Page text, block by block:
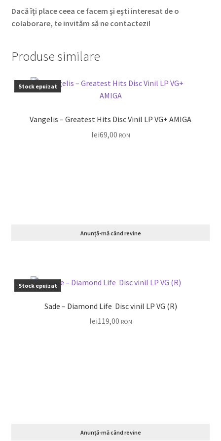
Dacă îți place ceea ce facem și ești interesat de o
colaborare, te invităm să ne contactezi!
Produse similare
Stock epuizat
Vangelis – Greatest Hits Disc Vinil LP VG+ AMIGA
lei69,00 RON
Anunță-mă când revine
Stock epuizat
Sade – Diamond Life Disc vinil LP VG (R)
lei119,00 RON
Anunță-mă când revine